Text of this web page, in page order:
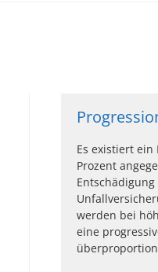
Es existiert
Prozent
werden bei
eine